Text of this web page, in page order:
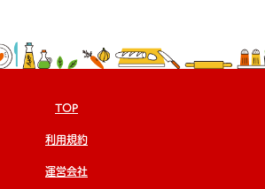
TOP
利用規約
運営会社